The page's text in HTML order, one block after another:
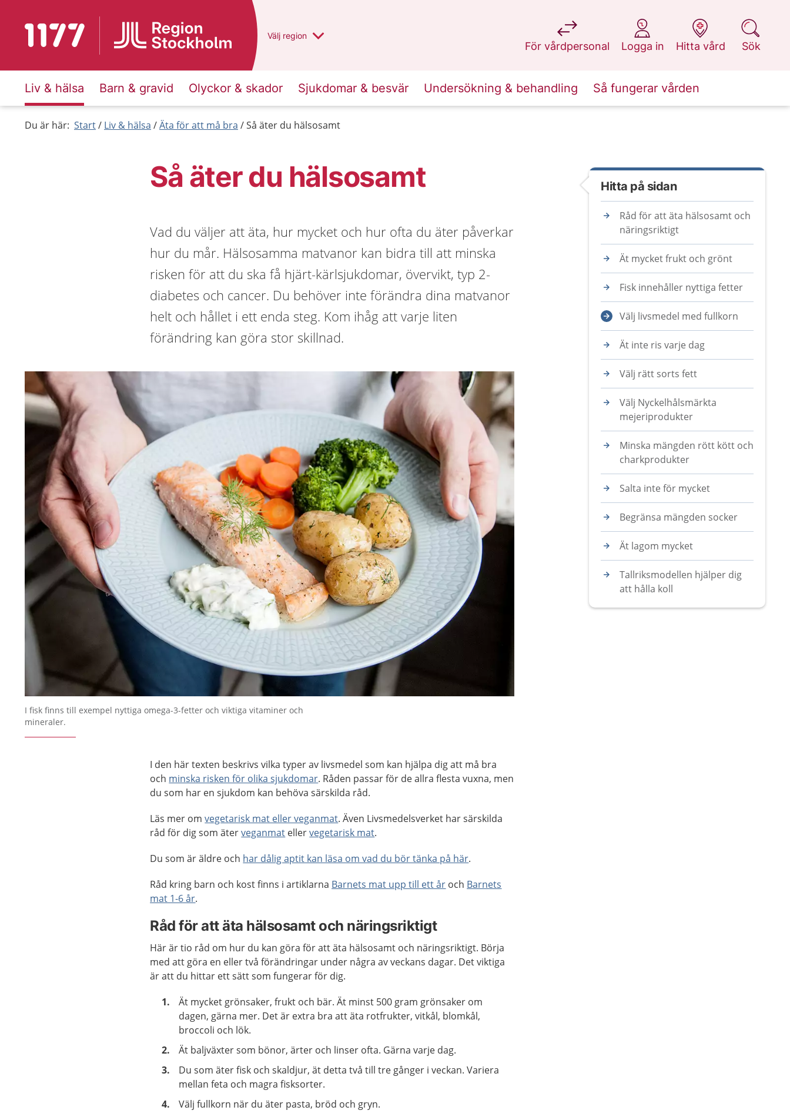
Till startsidan för 1177 Du har valt region
Välj en annan
region
För vårdpersonal
på 1177.se
Logga in
på 1177.se
Hitta vård
på 1177.se
Sök
på 1177.se
Liv & hälsa Barn & gravid Olyckor & skador Sjukdomar & besvär Undersökning & behandling Så fungerar vården
Du är här: Start Liv & hälsa Äta för att må bra Så äter du hälsosamt
Så äter du hälsosamt
Vad du väljer att äta, hur mycket och hur ofta du äter påverkar
hur du mår. Hälsosamma matvanor kan bidra till att minska
risken för att du ska få hjärt-kärlsjukdomar, övervikt, typ 2-
diabetes och cancer. Du behöver inte förändra dina matvanor
helt och hållet i ett enda steg. Kom ihåg att varje liten
förändring kan göra stor skillnad.
I fisk finns till exempel nyttiga omega-3-fetter och viktiga vitaminer och
mineraler.
I den här texten beskrivs vilka typer av livsmedel som kan hjälpa dig att må bra
och minska risken för olika sjukdomar. Råden passar för de allra flesta vuxna, men
du som har en sjukdom kan behöva särskilda råd.
Läs mer omvegetarisk mat eller veganmat. Även Livsmedelsverket har särskilda
råd för dig som äterveganmat ellervegetarisk mat.
Du som är äldre och har dålig aptit kan läsa om vad du bör tänka på här.
Råd kring barn och kost finns i artiklarna Barnets mat upp till ett år och Barnets
mat 1-6 år.
Råd för att äta hälsosamt och näringsriktigt
Här är tio råd om hur du kan göra för att äta hälsosamt och näringsriktigt. Börja
med att göra en eller två förändringar under några av veckans dagar. Det viktiga
är att du hittar ett sätt som fungerar för dig.
Ät mycket grönsaker, frukt och bär. Ät minst 500 gram grönsaker om
dagen, gärna mer. Det är extra bra att äta rotfrukter, vitkål, blomkål,
broccoli och lök.
Ät baljväxter som bönor, ärter och linser ofta. Gärna varje dag.
Du som äter fisk och skaldjur, ät detta två till tre gånger i veckan. Variera
mellan feta och magra fisksorter.
Välj fullkorn när du äter pasta, bröd och gryn.
Hitta på sidan
Råd för att äta hälsosamt och
näringsriktigt
Ät mycket frukt och grönt
Fisk innehåller nyttiga fetter
Välj livsmedel med fullkorn
Ät inte ris varje dag
Välj rätt sorts fett
Välj Nyckelhålsmärkta
mejeriprodukter
Minska mängden rött kött och
charkprodukter
Salta inte för mycket
Begränsa mängden socker
Ät lagom mycket
Tallriksmodellen hjälper dig
att hålla koll